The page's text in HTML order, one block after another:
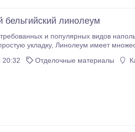
бельгийский линолеум
и популярных видов
рисунков и дизайнов, при этом совершенно
20:32
Отделочные материалы